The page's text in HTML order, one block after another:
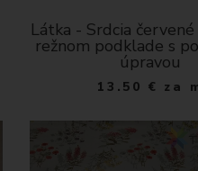
Látka - Srdcia
režnom podklade s
úpravou
13.50 € za